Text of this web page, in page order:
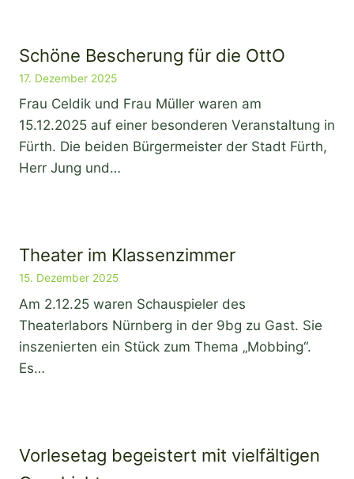
Schöne Bescherung für die OttO
17. Dezember 2025
Frau Celdik und Frau Müller waren am
15.12.2025 auf einer besonderen Veranstaltung in
Fürth. Die beiden Bürgermeister der Stadt Fürth,
Herr Jung und…
Theater im Klassenzimmer
15. Dezember 2025
Am 2.12.25 waren Schauspieler des
Theaterlabors Nürnberg in der 9bg zu Gast. Sie
inszenierten ein Stück zum Thema „Mobbing“.
Es…
Vorlesetag begeistert mit vielfältigen